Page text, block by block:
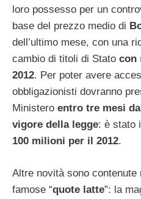
loro possesso per un
base del prezzo medio di
dell’ultimo mese, con una
cambio di titoli di Stato con
2012. Per poter avere
obbligazionisti dovranno
Ministero entro tre mesi
vigore della legge: è stato
100 milioni per il 2012.
Altre novità sono
famose “quote latte”: la